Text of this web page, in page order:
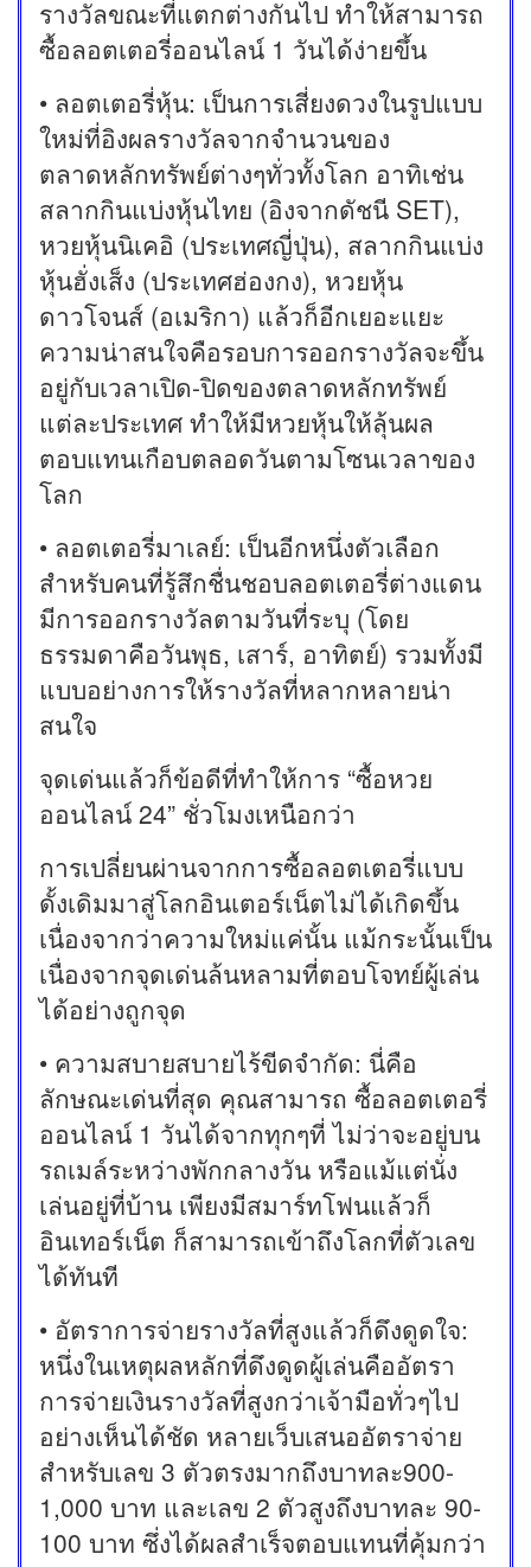
รางวัลขณะที่แตกต่างกันไป ทำให้สามารถ
ซื้อลอตเตอรี่ออนไลน์ 1 วันได้ง่ายขึ้น
• ลอตเตอรี่หุ้น: เป็นการเสี่ยงดวงในรูปแบบ
ใหม่ที่อิงผลรางวัลจากจำนวนของ
ตลาดหลักทรัพย์ต่างๆทั่วทั้งโลก อาทิเช่น
สลากกินแบ่งหุ้นไทย (อิงจากดัชนี SET),
หวยหุ้นนิเคอิ (ประเทศญี่ปุ่น), สลากกินแบ่ง
หุ้นฮั่งเส็ง (ประเทศฮ่องกง), หวยหุ้น
ดาวโจนส์ (อเมริกา) แล้วก็อีกเยอะแยะ
ความน่าสนใจคือรอบการออกรางวัลจะขึ้น
อยู่กับเวลาเปิด-ปิดของตลาดหลักทรัพย์
แต่ละประเทศ ทำให้มีหวยหุ้นให้ลุ้นผล
ตอบแทนเกือบตลอดวันตามโซนเวลาของ
โลก
• ลอตเตอรี่มาเลย์: เป็นอีกหนึ่งตัวเลือก
สำหรับคนที่รู้สึกชื่นชอบลอตเตอรี่ต่างแดน
มีการออกรางวัลตามวันที่ระบุ (โดย
ธรรมดาคือวันพุธ, เสาร์, อาทิตย์) รวมทั้งมี
แบบอย่างการให้รางวัลที่หลากหลายน่า
สนใจ
จุดเด่นแล้วก็ข้อดีที่ทำให้การ “ซื้อหวย
ออนไลน์ 24” ชั่วโมงเหนือกว่า
การเปลี่ยนผ่านจากการซื้อลอตเตอรี่แบบ
ดั้งเดิมมาสู่โลกอินเตอร์เน็ตไม่ได้เกิดขึ้น
เนื่องจากว่าความใหม่แค่นั้น แม้กระนั้นเป็น
เนื่องจากจุดเด่นล้นหลามที่ตอบโจทย์ผู้เล่น
ได้อย่างถูกจุด
• ความสบายสบายไร้ขีดจำกัด: นี่คือ
ลักษณะเด่นที่สุด คุณสามารถ ซื้อลอตเตอรี่
ออนไลน์ 1 วันได้จากทุกๆที่ ไม่ว่าจะอยู่บน
รถเมล์ระหว่างพักกลางวัน หรือแม้แต่นั่ง
เล่นอยู่ที่บ้าน เพียงมีสมาร์ทโฟนแล้วก็
อินเทอร์เน็ต ก็สามารถเข้าถึงโลกที่ตัวเลข
ได้ทันที
• อัตราการจ่ายรางวัลที่สูงแล้วก็ดึงดูดใจ:
หนึ่งในเหตุผลหลักที่ดึงดูดผู้เล่นคืออัตรา
การจ่ายเงินรางวัลที่สูงกว่าเจ้ามือทั่วๆไป
อย่างเห็นได้ชัด หลายเว็บเสนออัตราจ่าย
สำหรับเลข 3 ตัวตรงมากถึงบาทละ900-
1,000 บาท และเลข 2 ตัวสูงถึงบาทละ 90-
100 บาท ซึ่งได้ผลสำเร็จตอบแทนที่คุ้มกว่า